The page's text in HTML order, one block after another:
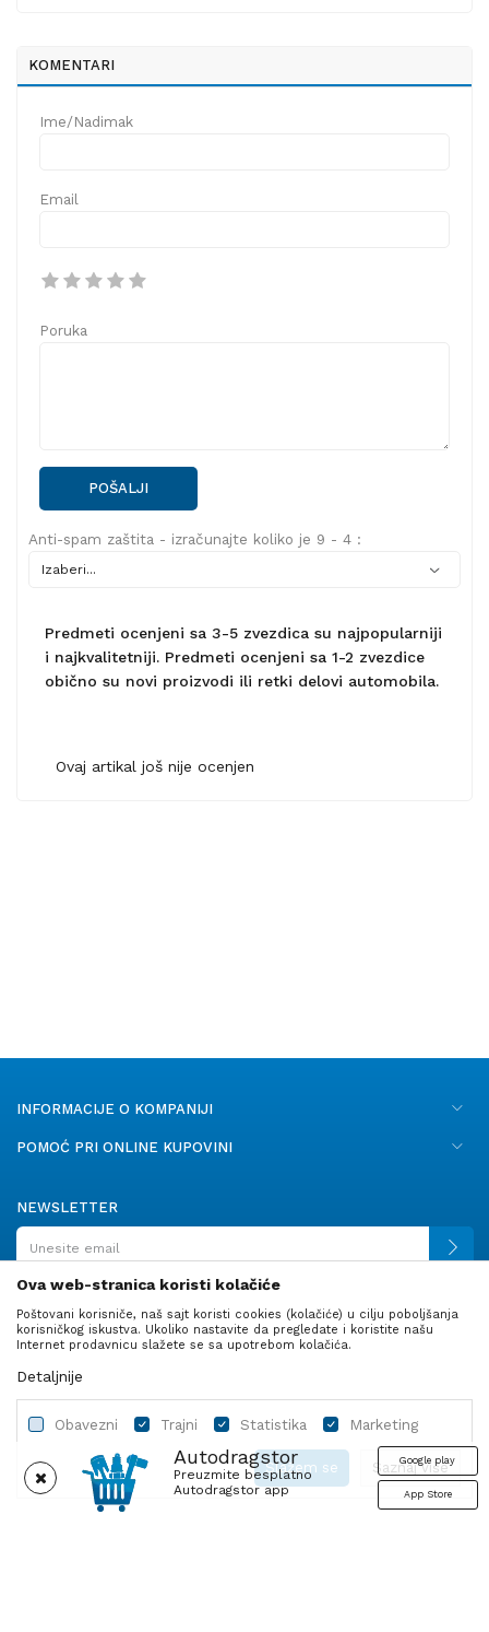
Autodragstor
Preuzmite besplatno
Autodragstor app
Google play
App Store
KOMENTARI
Ime/Nadimak
Email
Poruka
POŠALJI
Anti-spam zaštita - izračunajte koliko je 9 - 4 :
Predmeti ocenjeni sa 3-5 zvezdica su najpopularniji
i najkvalitetniji. Predmeti ocenjeni sa 1-2 zvezdice
obično su novi proizvodi ili retki delovi automobila.
Ovaj artikal još nije ocenjen
INFORMACIJE O KOMPANIJI
POMOĆ PRI ONLINE KUPOVINI
NEWSLETTER
PRATITE NAS
Autodelovi Ulje i tečnosti
Ova web-stranica koristi kolačiće
Poštovani korisniče, naš sajt koristi cookies (kolačiće) u cilju poboljšanja
korisničkog iskustva. Ukoliko nastavite da pregledate i koristite našu
Internet prodavnicu slažete se sa upotrebom kolačića.
Detaljnije
Obavezni Trajni Statistika Marketing
Saznaj više
Slažem se